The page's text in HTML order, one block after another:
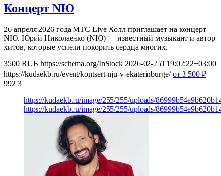
Концерт NЮ
26 апреля 2026 года MTC Live Холл приглашает на концерт
NЮ. Юрий Николаенко (NЮ) — известный музыкант и автор
хитов, которые успели покорить сердца многих.
3500 RUB https://schema.org/InStock 2026-02-25T19:02:22+03:00
https://kudaekb.ru/event/kontsert-nju-v-ekaterinburge/ от 3 500 ₽
992 3
https://kudaekb.ru/image/255/255/uploads/
https://kudaekb.ru/image/255/255/uploads/